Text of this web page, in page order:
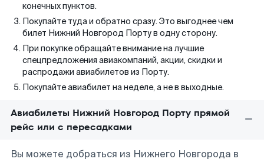
конечных пунктов.
Покупайте туда и обратно сразу. Это выгоднее чем
билет Нижний Новгород Порту в одну сторону.
При покупке обращайте внимание на лучшие
спецпредложения авиакомпаний, акции, скидки и
распродажи авиабилетов из Порту.
Покупайте авиабилет на неделе, а не в выходные.
Авиабилеты Нижний Новгород Порту прямой
рейс или с пересадками
Вы можете добраться из Нижнего Новгорода в